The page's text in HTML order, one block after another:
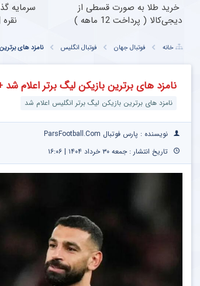
خرید طلا به صورت قسطی از
دیجی‌کالا ( پرداخت 12 ماهه )
سرمایه
خانه فوتبال جهان فوتبال انگلیس نامزد های
نامزد های برترین بازیکن لیگ برتر اعلام
نامزد های برترین بازیکن لیگ برتر انگلیس اعلام شد
نویسنده : پارس فوتبال ParsFootball.Com
تاریخ انتشار : جمعه ۳۰ خرداد ۱۴۰۴ | ۱۶:۰۶